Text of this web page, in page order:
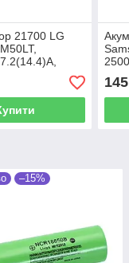
21700 LG
Li-Ion
4.2/
145
–15%